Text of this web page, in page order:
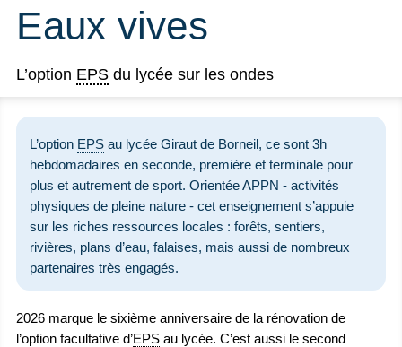
Eaux vives
L’option EPS du lycée sur les ondes
L’option EPS au lycée Giraut de Borneil, ce sont 3h
hebdomadaires en seconde, première et terminale pour
plus et autrement de sport. Orientée APPN - activités
physiques de pleine nature - cet enseignement s’appuie
sur les riches ressources locales : forêts, sentiers,
rivières, plans d’eau, falaises, mais aussi de nombreux
partenaires très engagés.
2026 marque le sixième anniversaire de la rénovation de
l’option facultative d’EPS au lycée. C’est aussi le second